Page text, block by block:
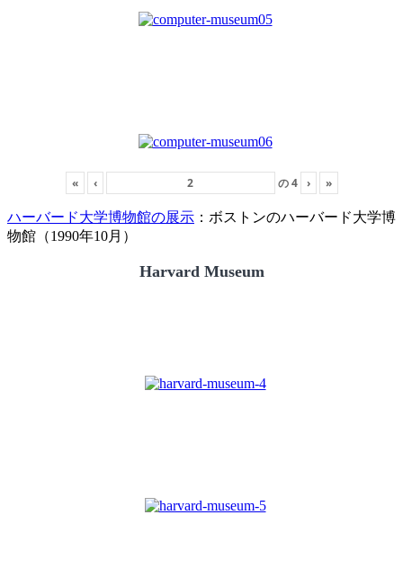
« ‹ の4 › »
ハーバード大学博物館の展示 ：ボストンのハーバード大学博
物館（1990年10月）
Harvard Museum